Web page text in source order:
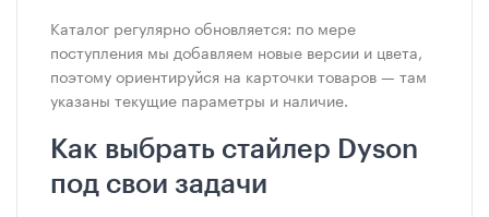
Каталог регулярно обновляется: по мере
поступления мы добавляем новые версии и цвета,
поэтому ориентируйся на карточки товаров — там
указаны текущие параметры и наличие.
Как выбрать стайлер Dyson
под свои задачи